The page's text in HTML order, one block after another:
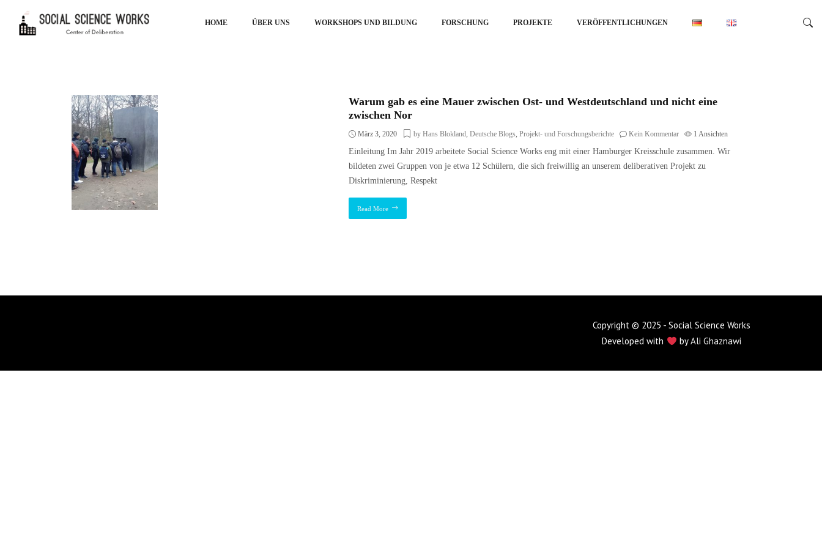
HOME ÜBER UNS WORKSHOPS UND BILDUNG FORSCHUNG PROJEKTE VERÖFFENTLICHUNGEN
Warum gab es eine Mauer zwischen Ost- und Westdeutschland und nicht eine
zwischen Nor
März 3, 2020 by Hans Blokland, Deutsche Blogs, Projekt- und Forschungsberichte Kein Kommentar 1 Ansichten
Einleitung Im Jahr 2019 arbeitete Social Science Works eng mit einer Hamburger Kreisschule zusammen. Wir
bildeten zwei Gruppen von je etwa 12 Schülern, die sich freiwillig an unserem deliberativen Projekt zu
Diskriminierung, Respekt
Read More
Copyright © 2025 - Social Science Works
Developed with
byAli Ghaznawi